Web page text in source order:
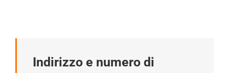
Indirizzo e numero di